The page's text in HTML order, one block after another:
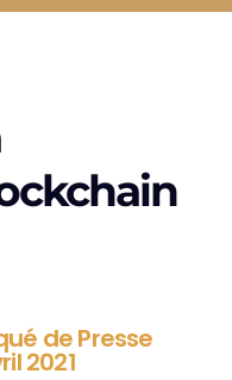
de Presse
2021